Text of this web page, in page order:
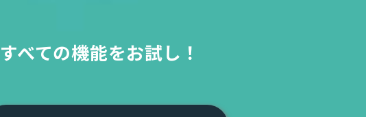
すべての機能をお試し！